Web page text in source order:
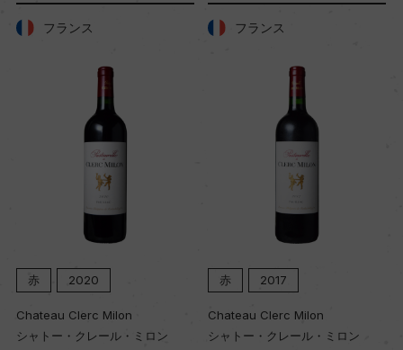
フランス
赤 2017
Chateau Clerc Milon
シャトー・クレール・ミロン
フランス
赤 2016
Chateau Clerc Milon
シャトー・クレール・ミロン